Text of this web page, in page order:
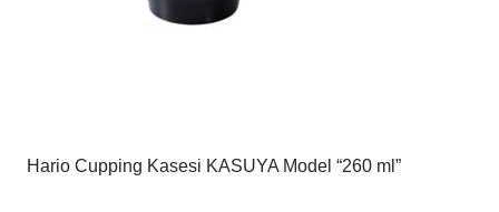
Hario Cupping Kasesi KASUYA Model “260 ml”